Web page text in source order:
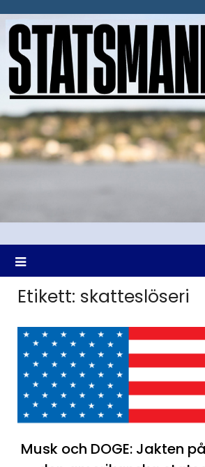
till
Etikett: skatteslöseri
Musk och DOGE: Jakten